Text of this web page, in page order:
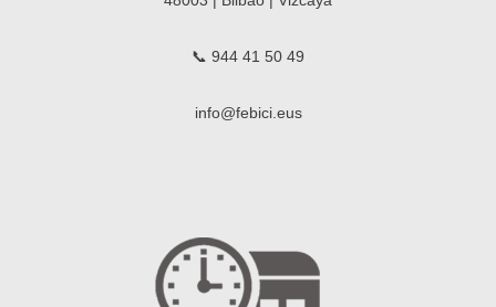
📞 944 41 50 49
info@febici.eus